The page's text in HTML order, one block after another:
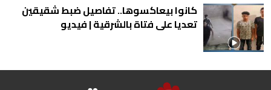
كانوا بيعاكسوها.. تفاصيل ضبط شقيقين
تعديا على فتاة بالشرقية | فيديو